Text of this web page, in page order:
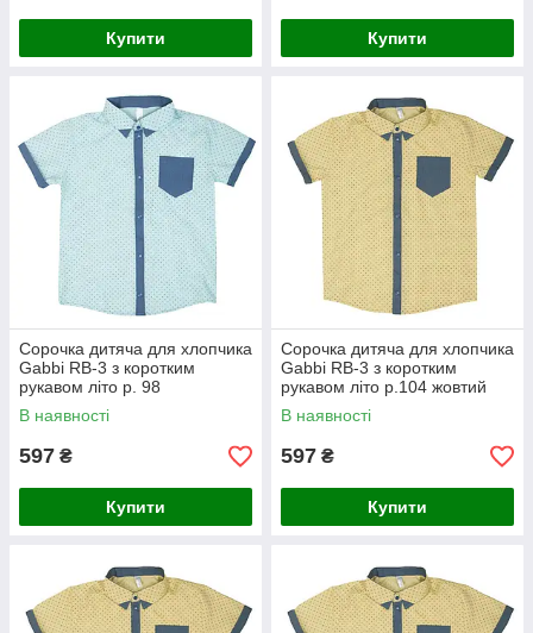
Купити Купити
Сорочка дитяча для хлопчика
Gabbi RB-3 з коротким
рукавом літо р. 98
ментоловий
В наявності
597 ₴
Купити
Сорочка дитяча для хлопчика
Gabbi RB-3 з коротким
рукавом літо р.104 жовтий
В наявності
597 ₴
Купити